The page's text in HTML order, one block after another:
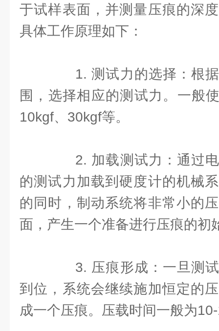
于试样表面，并测量压痕的深
具体工作原理如下：
1. 测试力的选择：根据
围，选择相应的测试力。一般
10kgf、30kgf等。
2. 加载测试力：通过电
的测试力加载到硬度计的机械
的同时，制动系统将非常小的
面，产生一个准备进行压痕的初
3. 压痕形成：一旦测试
到位，系统会继续施加恒定的
成一个压痕。压载时间一般为